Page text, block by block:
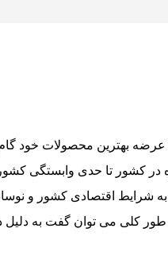
عرضه بهترین محصولات خود
در کشور تا حدی وابستگی
شرایط اقتصادی کشور و
طور کلی می توان گفت به